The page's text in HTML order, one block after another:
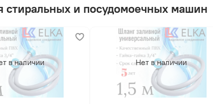
стиральных и посудомоечных машин
в наличии Нет в наличии